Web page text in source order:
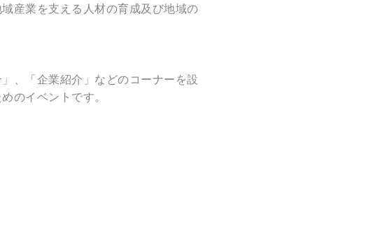
産業を支える人材の育成及び地域の
、「企業紹介」などのコーナーを設
のイベントです。